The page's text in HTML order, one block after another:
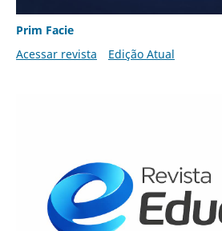
Prim Facie
Acessar revista
Edição Atual